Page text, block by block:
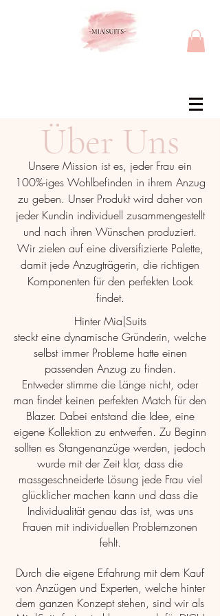
Über Uns
Unsere Mission ist es, jeder Frau ein
100%-iges Wohlbefinden in ihrem Anzug
zu geben. Unser Produkt wird daher von
jeder Kundin individuell zusammengestellt
und nach ihren Wünschen produziert.
Wir zielen auf eine diversifizierte Palette,
damit jede Anzugträgerin, die richtigen
Komponenten für den perfekten Look
findet.
Hinter Mia|Suits
steckt eine dynamische Gründerin, welche
selbst immer Probleme hatte einen
passenden Anzug zu finden.
Entweder stimme die Länge nicht, oder
man findet keinen perfekten Match für den
Blazer. Dabei entstand die Idee, eine
eigene Kollektion zu entwerfen. Zu Beginn
sollten es Stangenanzüge werden, jedoch
wurde mit der Zeit klar, dass die
massgeschneiderte Lösung jede Frau viel
glücklicher machen kann und dass die
Individualität genau das ist, was uns
Frauen mit individuellen Problemzonen
fehlt.
Durch die eigene Erfahrung mit dem Kauf
von Anzügen und Experten, welche hinter
dem ganzen Konzept stehen, sind wir als